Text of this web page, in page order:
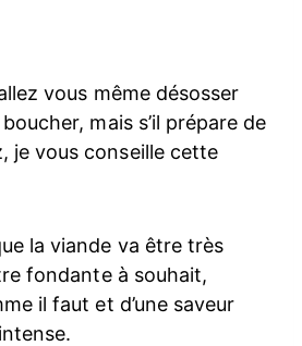
vous même désosser
mais s’il prépare de
je vous conseille cette
la viande va être très
fondante à souhait,
il faut et d’une saveur